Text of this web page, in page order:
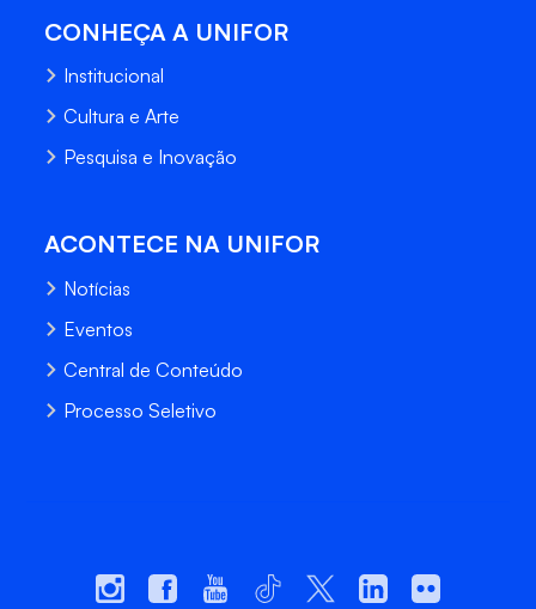
CONHEÇA A UNIFOR
Institucional
Cultura e Arte
Pesquisa e Inovação
ACONTECE NA UNIFOR
Notícias
Eventos
Central de Conteúdo
Processo Seletivo